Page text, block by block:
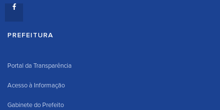
PREFEITURA
Portal da Transparência
Acesso à Informação
Gabinete do Prefeito